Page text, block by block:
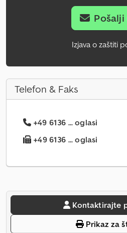
Izjava o zaštiti
Telefon & Faks
+49 6136 ... oglasi
+49 6136 ... oglasi
Kontaktirajte
Prikaz za